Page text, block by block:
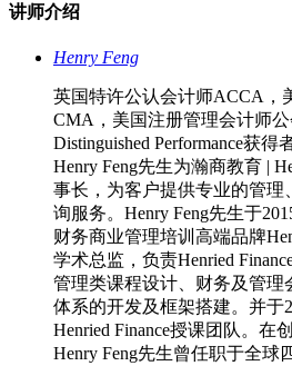
讲师介绍
Henry Feng
英国特许公认会计师ACCA，
CMA，美国注册管理会计师
Distinguished Performance获得
Henry Feng先生为瀚商教育 |
事长，为客户提供专业的管理
询服务。Henry Feng先生于
财务商业管理培训高端品牌
学术总监，负责Henried
管理类课程设计、财务及管理
体系的开发及框架搭建。并于
Henried Finance授课团队。在
Henry Feng先生曾任职于全球